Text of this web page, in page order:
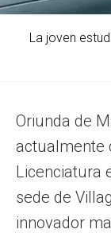
La joven
Oriunda de
actualmente
Licenciatura
sede de
innovador